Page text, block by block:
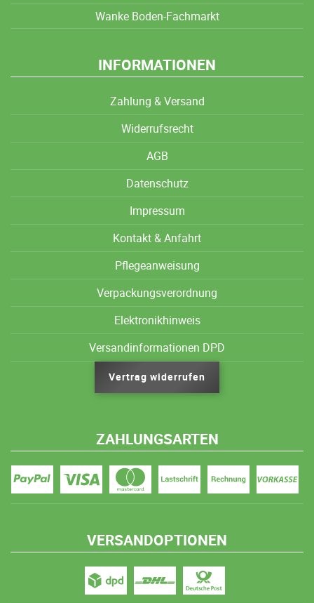
Wanke Boden-Fachmarkt
INFORMATIONEN
Zahlung & Versand
Widerrufsrecht
AGB
Datenschutz
Impressum
Kontakt & Anfahrt
Pflegeanweisung
Verpackungsverordnung
Elektronikhinweis
Versandinformationen DPD
Vertrag widerrufen
ZAHLUNGSARTEN
VERSANDOPTIONEN